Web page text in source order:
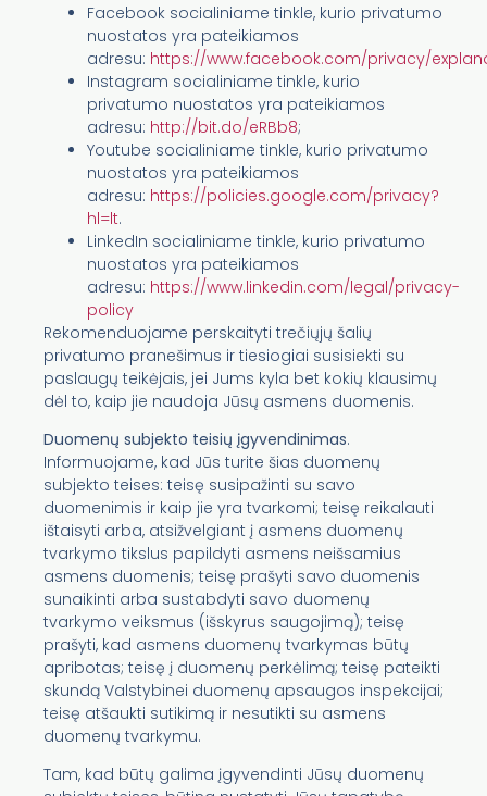
Facebook socialiniame tinkle, kurio privatumo
nuostatos yra pateikiamos
adresu: https://www.facebook.com/privacy/
Instagram socialiniame tinkle, kurio
privatumo nuostatos yra pateikiamos
adresu: http://bit.do/eRBb8;
Youtube socialiniame tinkle, kurio privatumo
nuostatos yra pateikiamos
adresu: https://policies.google.com/privacy?
hl=lt.
LinkedIn socialiniame tinkle, kurio privatumo
nuostatos yra pateikiamos
adresu: https://www.linkedin.com/legal/privacy-
policy
Rekomenduojame perskaityti trečiųjų šalių
privatumo pranešimus ir tiesiogiai susisiekti su
paslaugų teikėjais, jei Jums kyla bet kokių klausimų
dėl to, kaip jie naudoja Jūsų asmens duomenis.
Duomenų subjekto teisių įgyvendinimas.
Informuojame, kad Jūs turite šias duomenų
subjekto teises: teisę susipažinti su savo
duomenimis ir kaip jie yra tvarkomi; teisę reikalauti
ištaisyti arba, atsižvelgiant į asmens duomenų
tvarkymo tikslus papildyti asmens neišsamius
asmens duomenis; teisę prašyti savo duomenis
sunaikinti arba sustabdyti savo duomenų
tvarkymo veiksmus (išskyrus saugojimą); teisę
prašyti, kad asmens duomenų tvarkymas būtų
apribotas; teisę į duomenų perkėlimą; teisę pateikti
skundą Valstybinei duomenų apsaugos inspekcijai;
teisę atšaukti sutikimą ir nesutikti su asmens
duomenų tvarkymu.
Tam, kad būtų galima įgyvendinti Jūsų duomenų